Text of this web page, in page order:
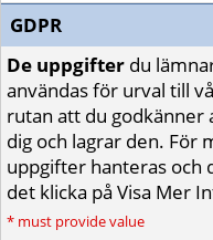
GDPR
De uppgifter du
användas för urval till
rutan att du godkänner
dig och lagrar den. För
uppgifter hanteras och
det klicka på Visa Mer
* must provide value